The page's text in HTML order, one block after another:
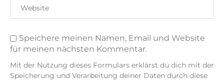
Speichere meinen Namen, Email und Website
für meinen nächsten Kommentar.
Mit der Nutzung dieses Formulars erklärst du dich mit der
Speicherung und Verarbeitung deiner Daten durch diese